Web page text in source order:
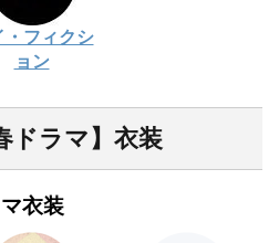
・フィクシ
ョン
ドラマ】衣装
衣装